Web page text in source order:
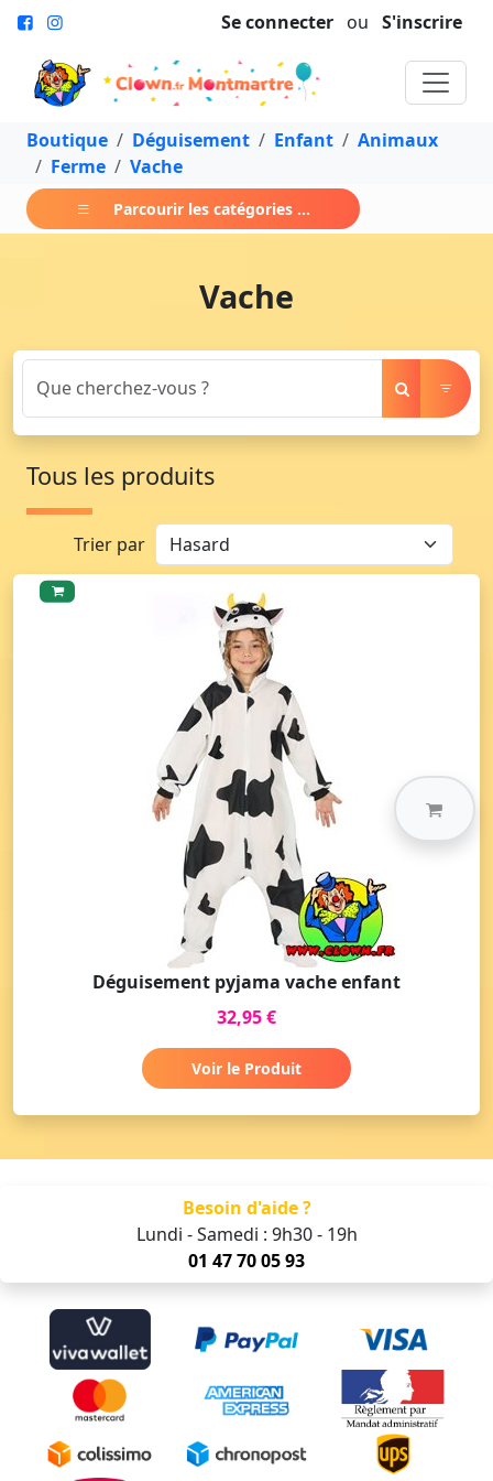
Se connecter ou S'inscrire
Boutique Déguisement Enfant
Animaux
Ferme
Vache
Parcourir les catégories ...
Vache
Tous les produits
Trier par
Déguisement pyjama vache enfant
32,95 €
Voir le Produit
Besoin d'aide ?
Lundi - Samedi : 9h30 - 19h
01 47 70 05 93